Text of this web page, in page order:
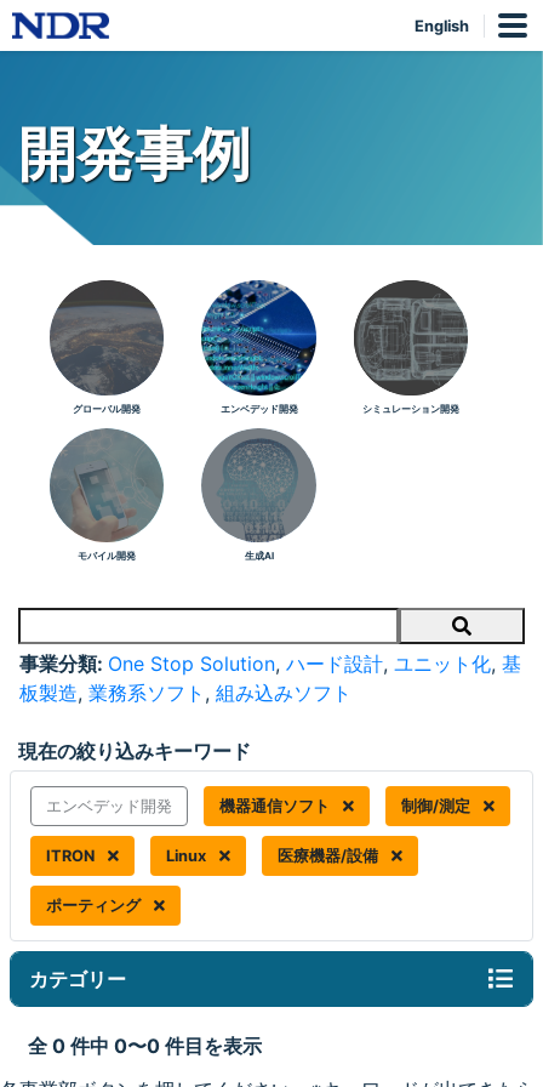
English
開発事例
グローバル開発 エンベデッド開発 シミュレーション開発
モバイル開発 生成AI
Search
事業分類: One Stop Solution, ハード設計, ユニット化, 基
板製造, 業務系ソフト , 組み込みソフト
現在の絞り込みキーワード
エンベデッド開発 機器通信ソフト 制御/測定
ITRON Linux 医療機器/設備
ポーティング
カテゴリー
全 0 件中 0〜0 件目を表示